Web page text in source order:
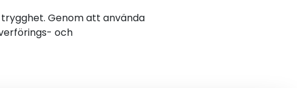
Genom att använda
och